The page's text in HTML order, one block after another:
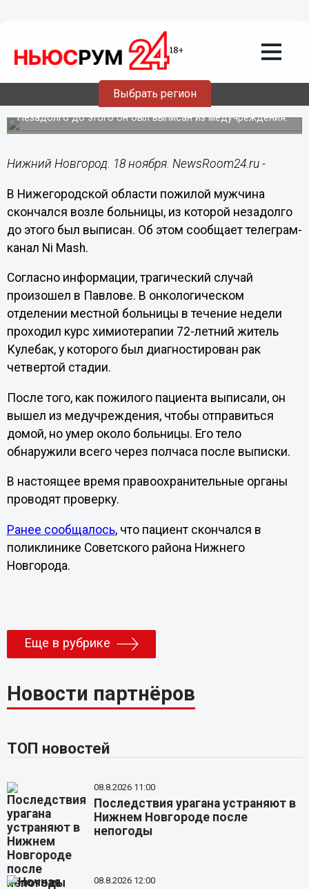
Выбрать регион
18.11.202121:48
Онкобольной мужчина скончался
возле больницы в Павлове
Незадолго до этого он был выписан из медучреждения.
Нижний Новгород. 18 ноября. NewsRoom24.ru -
В Нижегородской области пожилой мужчина
скончался возле больницы, из которой незадолго
до этого был выписан. Об этом сообщает телеграм-
канал Ni Mash.
Согласно информации, трагический случай
произошел в Павлове. В онкологическом
отделении местной больницы в течение недели
проходил курс химиотерапии 72-летний житель
Кулебак, у которого был диагностирован рак
четвертой стадии.
После того, как пожилого пациента выписали, он
вышел из медучреждения, чтобы отправиться
домой, но умер около больницы. Его тело
обнаружили всего через полчаса после выписки.
В настоящее время правоохранительные органы
проводят проверку.
Ранее сообщалось, что пациент скончался в
поликлинике Советского района Нижнего
Новгорода.
Еще в рубрике
Новости партнёров
ТОП новостей
08.8.2026 11:00
Последствия урагана устраняют в
Нижнем Новгороде после
непогоды
08.8.2026 12:00